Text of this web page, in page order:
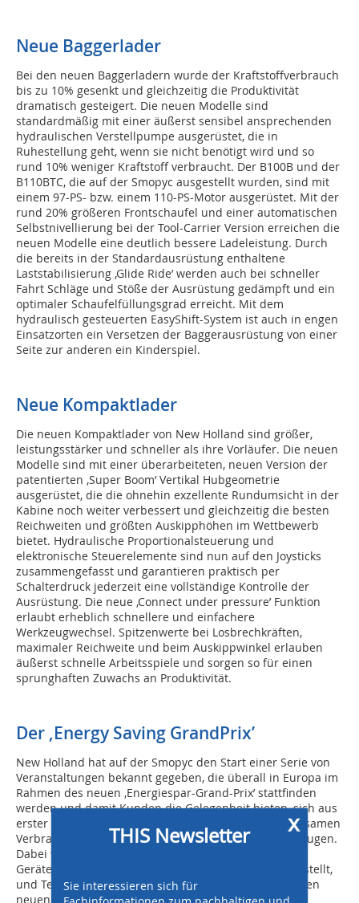
Neue Baggerlader
Bei den neuen Baggerladern wurde der Kraftstoffverbrauch
bis zu 10% gesenkt und gleichzeitig die Produktivität
dramatisch gesteigert. Die neuen Modelle sind
standardmäßig mit einer äußerst sensibel ansprechenden
hydraulischen Verstellpumpe ausgerüstet, die in
Ruhestellung geht, wenn sie nicht benötigt wird und so
rund 10% weniger Kraftstoff verbraucht. Der B100B und der
B110BTC, die auf der Smopyc ausgestellt wurden, sind mit
einem 97-PS- bzw. einem 110-PS-Motor ausgerüstet. Mit der
rund 20% größeren Frontschaufel und einer automatischen
Selbstnivellierung bei der Tool-Carrier Version erreichen die
neuen Modelle eine deutlich bessere Ladeleistung. Durch
die bereits in der Standardausrüstung enthaltene
Laststabilisierung ‚Glide Ride’ werden auch bei schneller
Fahrt Schläge und Stöße der Ausrüstung gedämpft und ein
optimaler Schaufelfüllungsgrad erreicht. Mit dem
hydraulisch gesteuerten EasyShift-System ist auch in engen
Einsatzorten ein Versetzen der Baggerausrüstung von einer
Seite zur anderen ein Kinderspiel.
Neue Kompaktlader
Die neuen Kompaktlader von New Holland sind größer,
leistungsstärker und schneller als ihre Vorläufer. Die neuen
Modelle sind mit einer überarbeiteten, neuen Version der
patentierten ‚Super Boom’ Vertikal Hubgeometrie
ausgerüstet, die die ohnehin exzellente Rundumsicht in der
Kabine noch weiter verbessert und gleichzeitig die besten
Reichweiten und größten Auskipphöhen im Wettbewerb
bietet. Hydraulische Proportionalsteuerung und
elektronische Steuerelemente sind nun auf den Joysticks
zusammengefasst und garantieren praktisch per
Schalterdruck jederzeit eine vollständige Kontrolle der
Ausrüstung. Die neue ‚Connect under pressure’ Funktion
erlaubt erheblich schnellere und einfachere
Werkzeugwechsel. Spitzenwerte bei Losbrechkräften,
maximaler Reichweite und beim Auskippwinkel erlauben
äußerst schnelle Arbeitsspiele und sorgen so für einen
sprunghaften Zuwachs an Produktivität.
Der ‚Energy Saving GrandPrix’
New Holland hat auf der Smopyc den Start einer Serie von
Veranstaltungen bekannt gegeben, die überall in Europa im
Rahmen des neuen ‚Energiespar-Grand-Prix’ stattfinden
werden und damit Kunden die Gelegenheit bieten, sich aus
erster Hand von der Leistungsfähigkeit und dem sparsamen
Verbrauch der neuen New Holland Modelle zu überzeugen.
Dabei werden die Vorteile der neuen Ausstattung der
Geräte von einem New Holland Team detailliert vorgestellt,
und Teilnehmer können direkt an Ort und Stelle mit den
neuen Geräten eine Probefahrt unternehmen. Der
x
THIS Newsletter
Sie interessieren sich für